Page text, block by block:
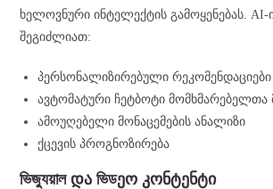
ხელოვნური ინტელექტის გამოყენებას. AI-
შეგიძლიათ:
პერსონალიზირებული რეკომენდაციები
ავტომატური ჩეტბოტი მომხმარებელთა
ამოუღებელი მონაცემების ანალიზი
ქცევის პროგნოზირება
ভিজ্যুয়াল და ভিডეო კონტენტი